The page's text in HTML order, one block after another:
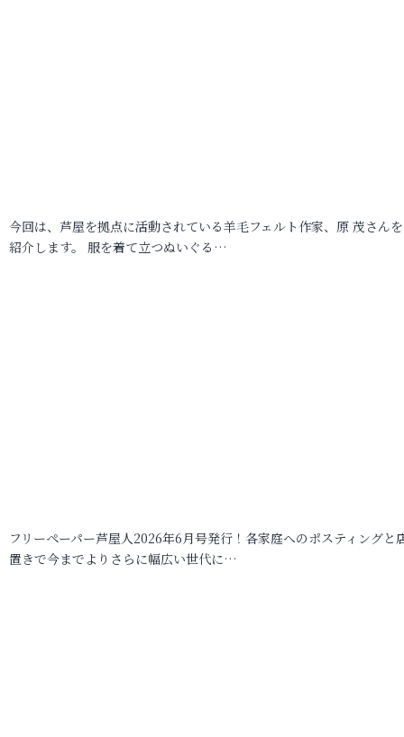
今回は、芦屋を拠点に活動されている羊毛フェルト作家、原 茂さん
紹介します。 服を着て立つぬいぐる…
フリーペーパー芦屋人2026年6月号発行！各家庭へのポスティングと
置きで今までよりさらに幅広い世代に…